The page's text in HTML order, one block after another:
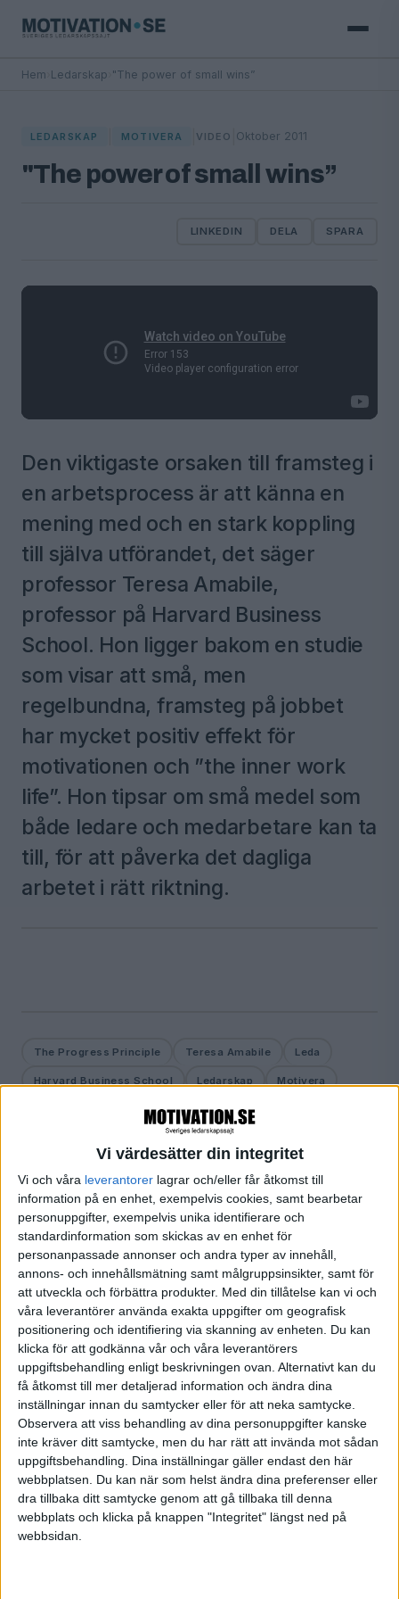
Vi värdesätter din integritet
Vi och våra leverantorer lagrar och/eller får åtkomst till
information på en enhet, exempelvis cookies, samt bearbetar
personuppgifter, exempelvis unika identifierare och
standardinformation som skickas av en enhet för
personanpassade annonser och andra typer av innehåll,
annons- och innehållsmätning samt målgruppsinsikter, samt för
att utveckla och förbättra produkter. Med din tillåtelse kan vi och
våra leverantörer använda exakta uppgifter om geografisk
positionering och identifiering via skanning av enheten. Du kan
klicka för att godkänna vår och våra leverantörers
uppgiftsbehandling enligt beskrivningen ovan. Alternativt kan du
få åtkomst till mer detaljerad information och ändra dina
inställningar innan du samtycker eller för att neka samtycke.
Observera att viss behandling av dina personuppgifter kanske
inte kräver ditt samtycke, men du har rätt att invända mot sådan
uppgiftsbehandling. Dina inställningar gäller endast den här
webbplatsen. Du kan när som helst ändra dina preferenser eller
dra tillbaka ditt samtycke genom att gå tillbaka till denna
webbplats och klicka på knappen "Integritet" längst ned på
webbsidan.
Hem Ledarskap "The power of small wins”
LEDARSKAP MOTIVERA VIDEO Oktober 2011
"The power of small wins”
LINKEDIN DELA SPARA
Den viktigaste orsaken till framsteg i
en arbetsprocess är att känna en
mening med och en stark koppling
till själva utförandet, det säger
professor Teresa Amabile,
professor på Harvard Business
School. Hon ligger bakom en studie
som visar att små, men
regelbundna, framsteg på jobbet
har mycket positiv effekt för
motivationen och ”the inner work
life”. Hon tipsar om små medel som
både ledare och medarbetare kan ta
till, för att påverka det dagliga
arbetet i rätt riktning.
The Progress Principle Teresa Amabile Leda
Harvard Business School Ledarskap Motivera
NÄSTA STEG FÖR DIG
NEXTLVL
Readiness for internationalization
Prenumerera på vårt nyhetsbrev
Bli en av de 13 000 som läser vårt nyhetsbrev varje